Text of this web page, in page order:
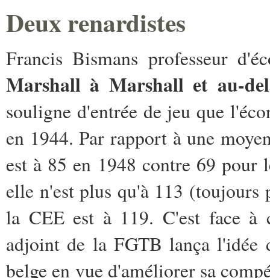
Deux renardistes
Francis Bismans professeur
Marshall à Marshall et au-
souligne d'entrée de jeu que
en 1944. Par rapport à une
est à 85 en 1948 contre 69 pour
elle n'est plus qu'à 113
la CEE est à 119. C'est face à
adjoint de la FGTB lança l'idée
belge en vue d'améliorer sa